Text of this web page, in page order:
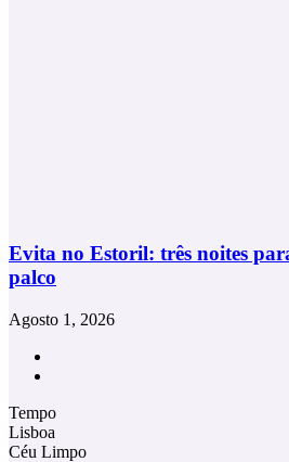
Evita no Estoril: três noites
palco
Agosto 1, 2026
Tempo
Lisboa
Céu Limpo